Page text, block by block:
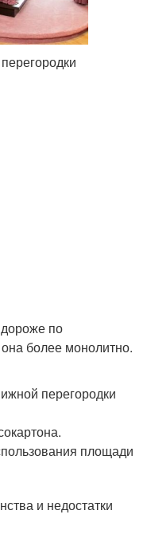
по
более монолитно.
перегородки
площади
и недостатки